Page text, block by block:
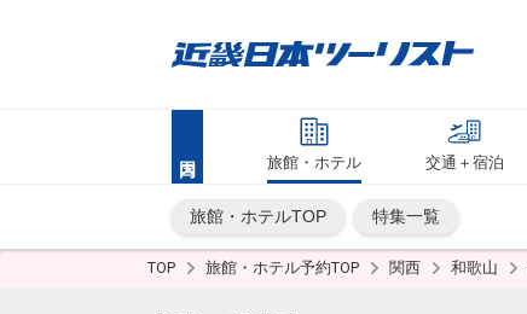
旅館・ホテル 交通＋宿泊
旅館・ホテルTOP 特集一覧
TOP 旅館・ホテル予約TOP 関西 和歌山